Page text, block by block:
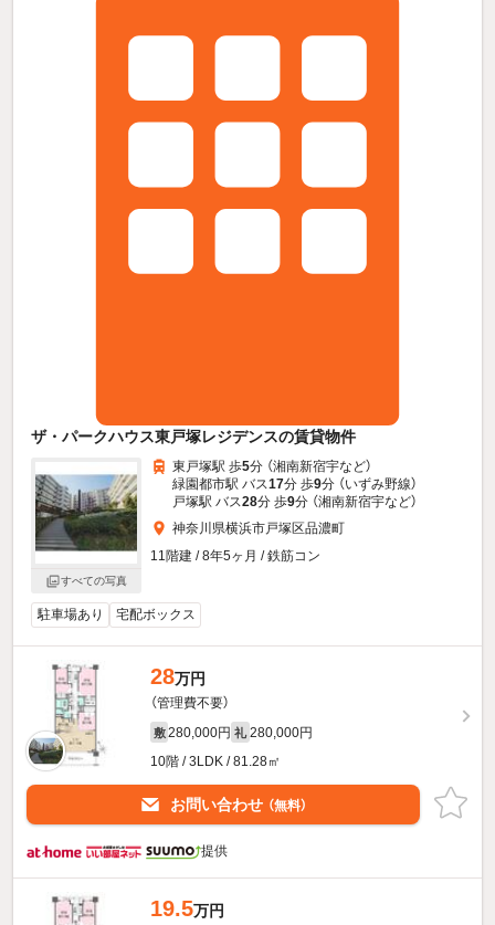
ザ・パークハウス東戸塚レジデンスの賃貸物件
すべての写真
東戸塚駅 歩5分 （湘南新宿宇など）
緑園都市駅 バス17分 歩9分 （いずみ野線）
戸塚駅 バス28分 歩9分 （湘南新宿宇など）
神奈川県横浜市戸塚区品濃町
11階建 / 8年5ヶ月 / 鉄筋コン
駐車場あり 宅配ボックス
28万円
（管理費不要）
敷 280,000円 礼 280,000円
10階 / 3LDK / 81.28㎡
お問い合わせ （無料）
提供
19.5万円